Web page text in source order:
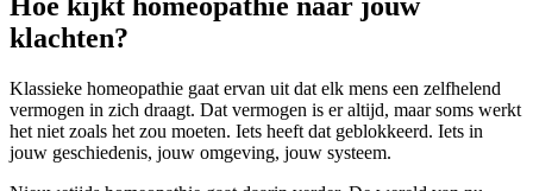
klachten?
Klassieke homeopathie gaat ervan uit dat elk mens een zelfhelend
vermogen in zich draagt. Dat vermogen is er altijd, maar soms werkt
het niet zoals het zou moeten. Iets heeft dat geblokkeerd. Iets in
jouw geschiedenis, jouw omgeving, jouw systeem.